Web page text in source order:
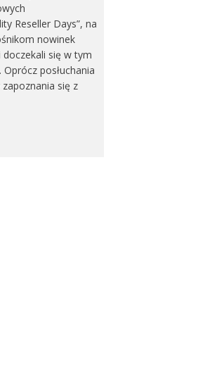
Reseller Days”, na
nowinek
się w tym
posłuchania
się z